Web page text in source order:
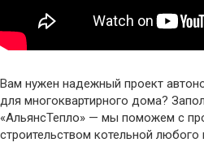
Вам нужен надежный проект
для многоквартирного дома?
«АльянсТепло» — мы поможем с
строительством котельной любого